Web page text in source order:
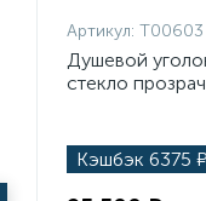
Артикул: T00603
Душевой
стекло
Кэшбэк 6375 ₽